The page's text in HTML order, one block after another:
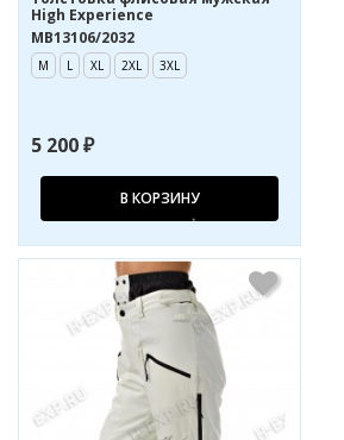
High Experience
MB13106/2032
M L XL 2XL 3XL
5 200 ₽
В КОРЗИНУ